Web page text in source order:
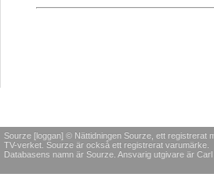
Sourze [loggan] © Nättidningen Sourze, ett registrerat
TV-verket. Sourze är också ett registrerat varumärke.
Databasens namn är Sourze. Ansvarig utgivare är Carl